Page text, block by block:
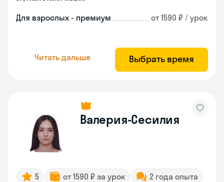
Для взрослых - премиум от 1590 ₽ / урок
Читать дальше Выбрать время
Валерия-Сесилия
5 от 1590 ₽ за урок 2 года опыта